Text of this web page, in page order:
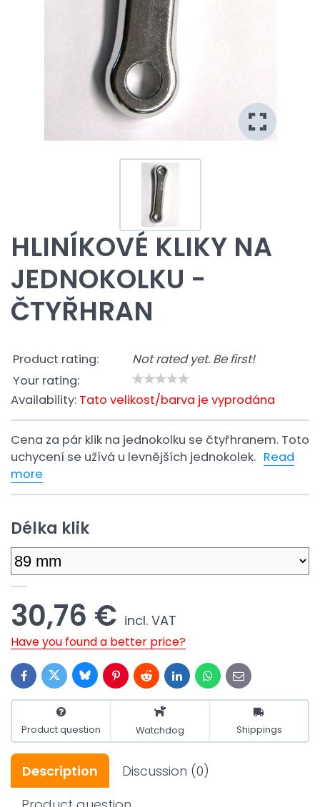
HLINÍKOVÉ KLIKY NA
JEDNOKOLKU -
ČTYŘHRAN
Product rating:
Not rated yet. Be first!
Your rating:
Availability: Tato velikost/barva je vyprodána
Cena za pár klik na jednokolku se čtyřhranem. Toto
uchycení se užívá u levnějších jednokolek. Read
more
Délka klik
30,76 € incl. VAT
Have you found a better price?
FacebookTwitterBlueskyPinterestRedditLinkedInWhatsApp
E-
mail
Product question Watchdog Shippings
Description Discussion (0)